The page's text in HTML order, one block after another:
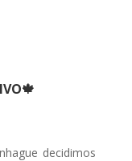
decidimos